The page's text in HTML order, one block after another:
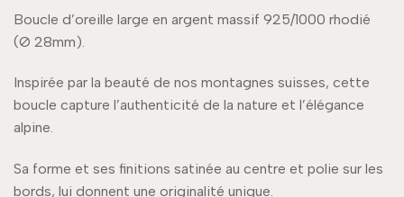
Boucle d’oreille large en argent massif 925/1000 rhodié
(Ø 28mm).
Inspirée par la beauté de nos montagnes suisses, cette
boucle capture l’authenticité de la nature et l’élégance
alpine.
Sa forme et ses finitions satinée au centre et polie sur les
bords, lui donnent une originalité unique.